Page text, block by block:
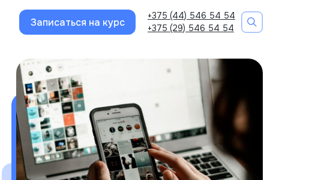
+375 (44) 546 54 54
+375 (29) 546 54 54
Записаться на курс